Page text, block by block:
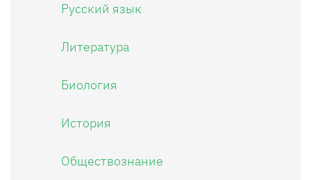
Русский язык
Литература
Биология
История
Обществознание